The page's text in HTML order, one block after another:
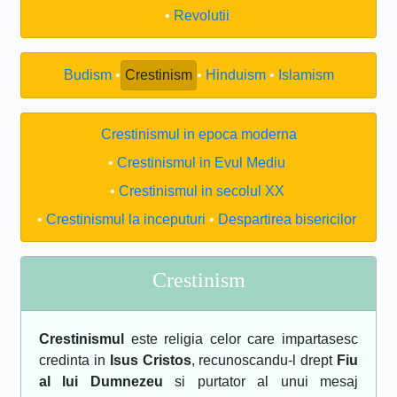
Revolutii
Budism Crestinism Hinduism Islamism
Crestinismul in epoca moderna
Crestinismul in Evul Mediu
Crestinismul in secolul XX
Crestinismul la inceputuri
Despartirea bisericilor
Crestinism
Crestinismul
este religia celor care impartasesc
credinta in Isus Cristos, recunoscandu-l drept Fiu
al lui Dumnezeu si purtator al unui mesaj